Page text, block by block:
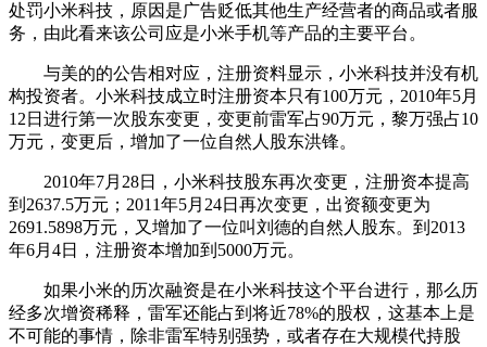
处罚小米科技，原因是广告贬低其他生产经营者的商品或者服
务，由此看来该公司应是小米手机等产品的主要平台。
与美的的公告相对应，注册资料显示，小米科技并没有机
构投资者。小米科技成立时注册资本只有100万元，2010年5月
12日进行第一次股东变更，变更前雷军占90万元，黎万强占10
万元，变更后，增加了一位自然人股东洪锋。
2010年7月28日，小米科技股东再次变更，注册资本提高
到2637.5万元；2011年5月24日再次变更，出资额变更为
2691.5898万元，又增加了一位叫刘德的自然人股东。到2013
年6月4日，注册资本增加到5000万元。
如果小米的历次融资是在小米科技这个平台进行，那么历
经多次增资稀释，雷军还能占到将近78%的股权，这基本上是
不可能的事情，除非雷军特别强势，或者存在大规模代持股